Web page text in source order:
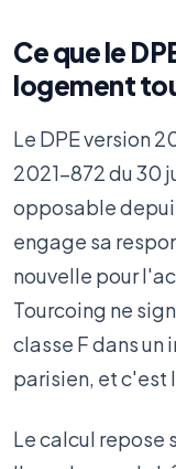
Ce que le
logement
Le DPE version
2021-872 du 30
opposable
engage sa
nouvelle pour
Tourcoing ne
classe F dans un
parisien, et c'est
Le calcul repose